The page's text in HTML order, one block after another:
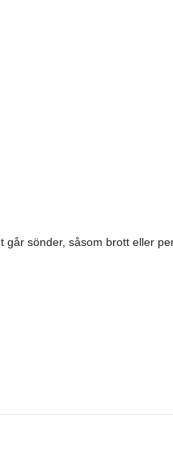
sönder, såsom brott eller